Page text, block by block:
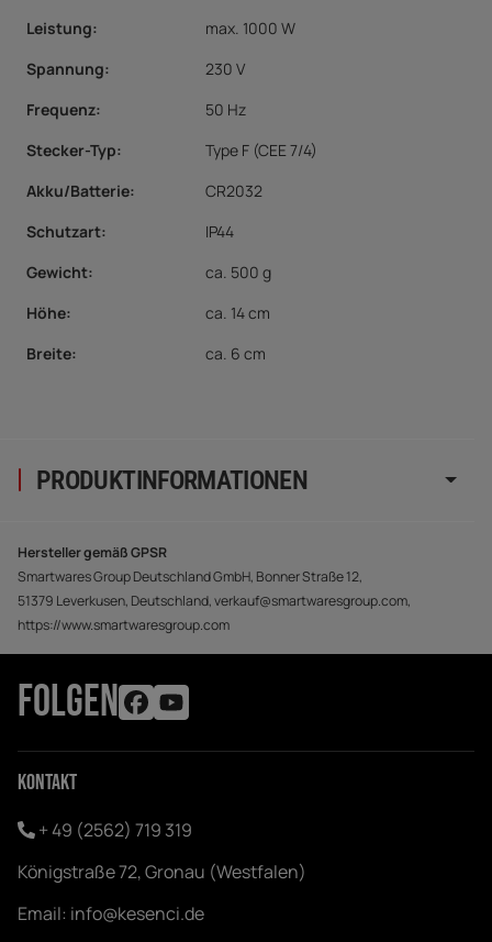
PRODUKTINFORMATIONEN
Leistung:
max. 1000 W
Spannung:
230 V
Frequenz:
50 Hz
Stecker-Typ:
Type F (CEE 7/4)
Akku/Batterie:
CR2032
Schutzart:
IP44
Gewicht:
ca. 500 g
Höhe:
ca. 14 cm
Breite:
ca. 6 cm
Hersteller gemäß GPSR
Smartwares Group Deutschland GmbH, Bonner Straße 12,
51379 Leverkusen, Deutschland, verkauf@smartwaresgroup.com,
https://www.smartwaresgroup.com
FOLGEN
Kontakt
+ 49 (2562) 719 319
Königstraße 72, Gronau (Westfalen)
Email: info@kesenci.de